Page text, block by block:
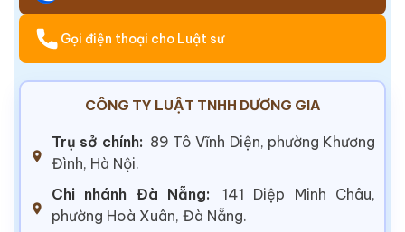
Gọi điện thoại cho Luật sư
CÔNG TY LUẬT TNHH DƯƠNG GIA
Trụ sở chính: 89 Tô Vĩnh Diện, phường Khương
Đình, Hà Nội.
Chi nhánh Đà Nẵng:
141 Diệp Minh Châu,
phường Hoà Xuân, Đà Nẵng.